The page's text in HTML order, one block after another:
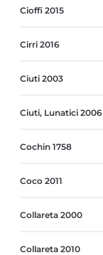
Cioffi 2015
Cirri 2016
Ciuti 2003
Ciuti, Lunatici 2006
Cochin 1758
Coco 2011
Collareta 2000
Collareta 2010